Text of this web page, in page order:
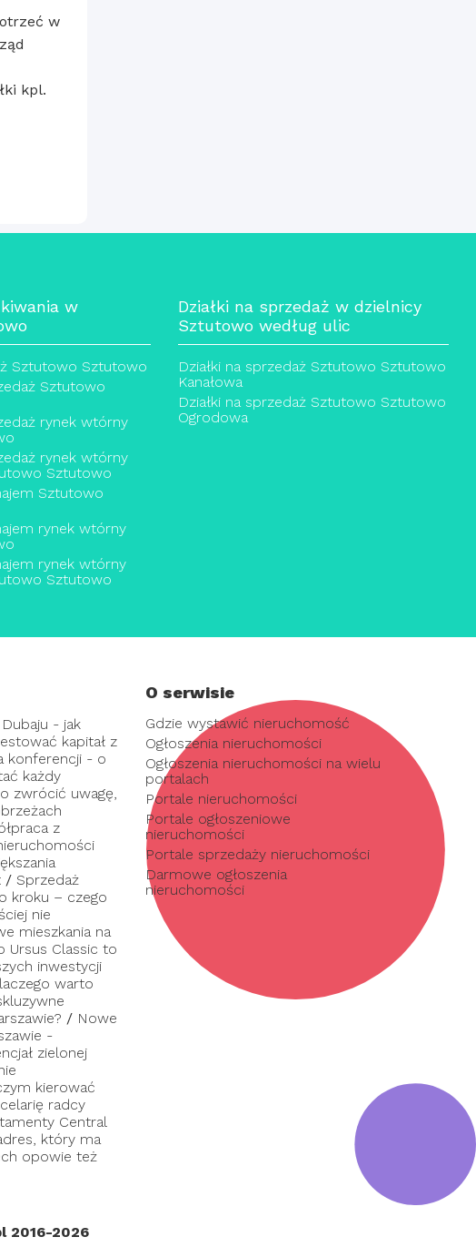
w
kpl.
w
Sztutowo Sztutowo
Sztutowo
rynek wtórny
rynek wtórny
Sztutowo
Sztutowo
rynek wtórny
rynek wtórny
Sztutowo
Działki na sprzedaż w dzielnicy
Sztutowo według ulic
Działki na sprzedaż Sztutowo Sztutowo
Kanałowa
Działki na sprzedaż Sztutowo Sztutowo
Ogrodowa
- jak
kapitał z
konferencji - o
każdy
zwrócić uwagę,
z
/ Sprzedaż
kroku – czego
nie
mieszkania na
Ursus Classic to
inwestycji
warto
/ Nowe
-
zielonej
kierować
radcy
Central
który ma
opowie też
O serwisie
Gdzie wystawić nieruchomość
Ogłoszenia nieruchomości
Ogłoszenia nieruchomości na wielu
portalach
Portale nieruchomości
Portale ogłoszeniowe
nieruchomości
Portale sprzedaży nieruchomości
Darmowe ogłoszenia
nieruchomości
2016-2026